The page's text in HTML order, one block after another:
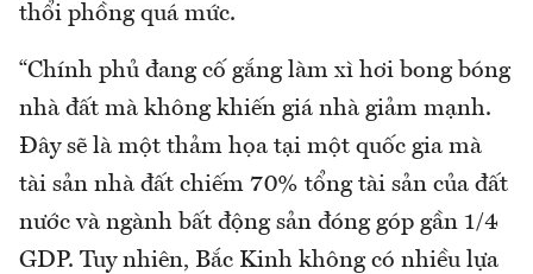
thổi phồng quá mức.
“Chính phủ đang cố gắng làm xì hơi bong bóng
nhà đất mà không khiến giá nhà giảm mạnh.
Đây sẽ là một thảm họa tại một quốc gia mà
tài sản nhà đất chiếm 70% tổng tài sản của đất
nước và ngành bất động sản đóng góp gần 1/4
GDP. Tuy nhiên, Bắc Kinh không có nhiều lựa